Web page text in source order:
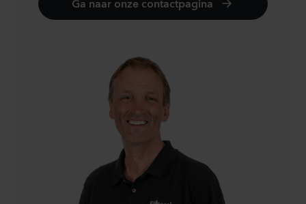
Ga naar onze contactpagina